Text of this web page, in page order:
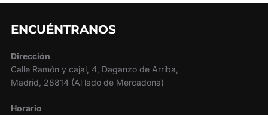
ENCUÉNTRANOS
Dirección
Calle Ramón y cajal, 4, Daganzo de Arriba,
Madrid, 28814 (Al lado de Mercadona)
Horario